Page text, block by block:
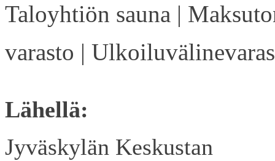
Taloyhtiön sauna |
varasto |
Lähellä:
Jyväskylän Keskustan